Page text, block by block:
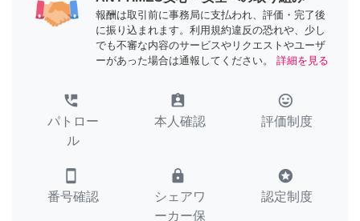
報酬は取引前に事務局に支払われ、評価・完了後
に振り込まれます。利用規約違反の恐れや、少し
でも不審な内容のサービスやリクエストやユーザ
ーがあった場合は通報してください。
詳細を見る
perm_phone_msg
パトロー
ル
assignment_ind
本人確認
tag_faces
評価制度
smartphone
番号確認
lock
シェアワ
ーカー保
stars
認定制度